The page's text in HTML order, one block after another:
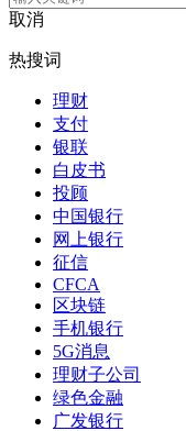
取消
热搜词
理财
支付
银联
白皮书
投顾
中国银行
网上银行
征信
CFCA
区块链
手机银行
5G消息
理财子公司
绿色金融
广发银行